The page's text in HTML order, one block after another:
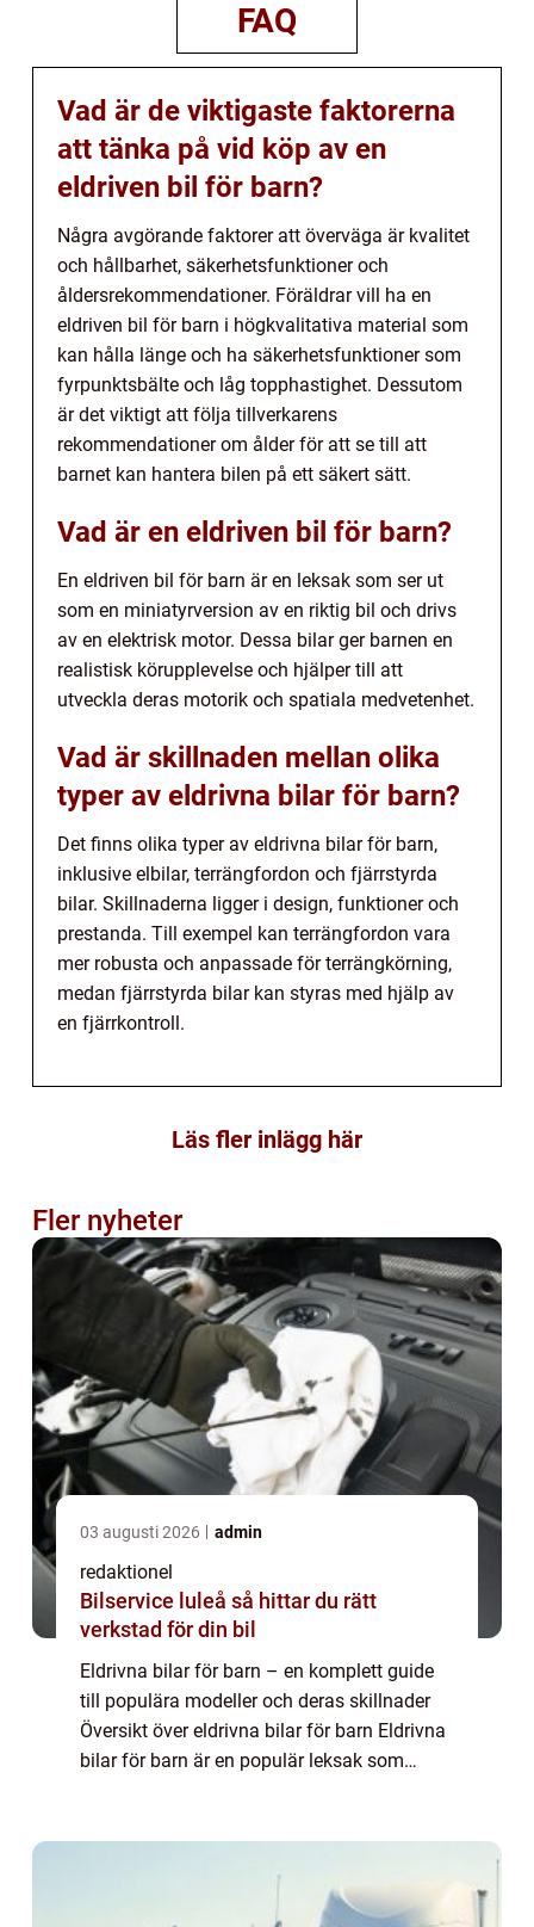
FAQ
Vad är de viktigaste faktorerna
att tänka på vid köp av en
eldriven bil för barn?
Några avgörande faktorer att överväga är kvalitet
och hållbarhet, säkerhetsfunktioner och
åldersrekommendationer. Föräldrar vill ha en
eldriven bil för barn i högkvalitativa material som
kan hålla länge och ha säkerhetsfunktioner som
fyrpunktsbälte och låg topphastighet. Dessutom
är det viktigt att följa tillverkarens
rekommendationer om ålder för att se till att
barnet kan hantera bilen på ett säkert sätt.
Vad är en eldriven bil för barn?
En eldriven bil för barn är en leksak som ser ut
som en miniatyrversion av en riktig bil och drivs
av en elektrisk motor. Dessa bilar ger barnen en
realistisk körupplevelse och hjälper till att
utveckla deras motorik och spatiala medvetenhet.
Vad är skillnaden mellan olika
typer av eldrivna bilar för barn?
Det finns olika typer av eldrivna bilar för barn,
inklusive elbilar, terrängfordon och fjärrstyrda
bilar. Skillnaderna ligger i design, funktioner och
prestanda. Till exempel kan terrängfordon vara
mer robusta och anpassade för terrängkörning,
medan fjärrstyrda bilar kan styras med hjälp av
en fjärrkontroll.
Läs fler inlägg här
Fler nyheter
03 augusti 2026 admin
redaktionel
Bilservice luleå så hittar du rätt
verkstad för din bil
Eldrivna bilar för barn – en komplett guide
till populära modeller och deras skillnader
Översikt över eldrivna bilar för barn Eldrivna
bilar för barn är en populär leksak som